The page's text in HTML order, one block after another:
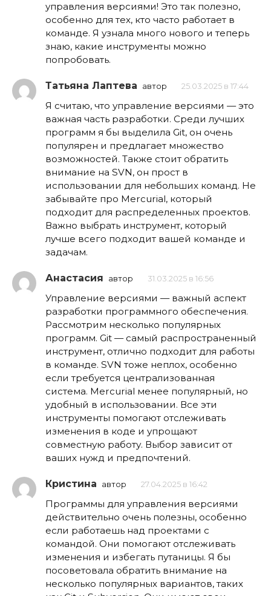
управления версиями! Это так полезно,
особенно для тех, кто часто работает в
команде. Я узнала много нового и теперь
знаю, какие инструменты можно
попробовать.
Татьяна Лаптева автор 25.03.2025 в 17:44
Я считаю, что управление версиями — это
важная часть разработки. Среди лучших
программ я бы выделила Git, он очень
популярен и предлагает множество
возможностей. Также стоит обратить
внимание на SVN, он прост в
использовании для небольших команд. Не
забывайте про Mercurial, который
подходит для распределенных проектов.
Важно выбрать инструмент, который
лучше всего подходит вашей команде и
задачам.
Анастасия автор 31.03.2025 в 16:56
Управление версиями — важный аспект
разработки программного обеспечения.
Рассмотрим несколько популярных
программ. Git — самый распространенный
инструмент, отлично подходит для работы
в команде. SVN тоже неплох, особенно
если требуется централизованная
система. Mercurial менее популярный, но
удобный в использовании. Все эти
инструменты помогают отслеживать
изменения в коде и упрощают
совместную работу. Выбор зависит от
ваших нужд и предпочтений.
Кристина автор 27.04.2025 в 16:42
Программы для управления версиями
действительно очень полезны, особенно
если работаешь над проектами с
командой. Они помогают отслеживать
изменения и избегать путаницы. Я бы
посоветовала обратить внимание на
несколько популярных вариантов, таких